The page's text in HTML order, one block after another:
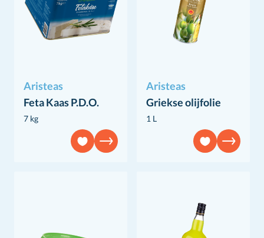
Aristeas
Feta Kaas P.D.O.
7 kg
Aristeas
Griekse olijfolie
1 L